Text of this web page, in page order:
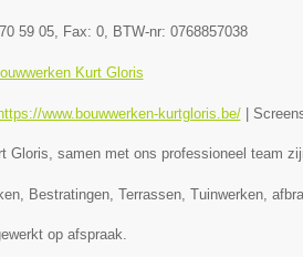
59 05, Fax: 0, BTW-nr: 0768857038
Kurt Gloris
https://www.bouwwerken-kurtgloris.be/|
Gloris, samen met ons professioneel team
Bestratingen, Terrassen, Tuinwerken,
op afspraak.